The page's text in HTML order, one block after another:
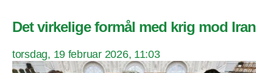
Det virkelige formål med krig mod Iran
torsdag, 19 februar 2026, 11:03